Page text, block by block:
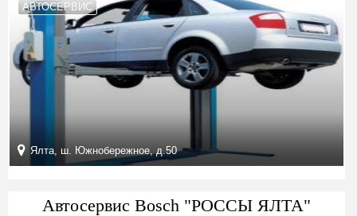
АВТОСЕРВИС
Ялта, ш. Южнобережное, д.50
Автосервис Bosch "РОССЫ ЯЛТА"